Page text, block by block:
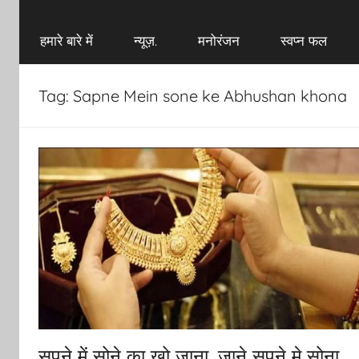
हमारे बारे में न्यूज़. मनोरंजन स्वप्न फल
Tag: Sapne Mein sone ke Abhushan khona